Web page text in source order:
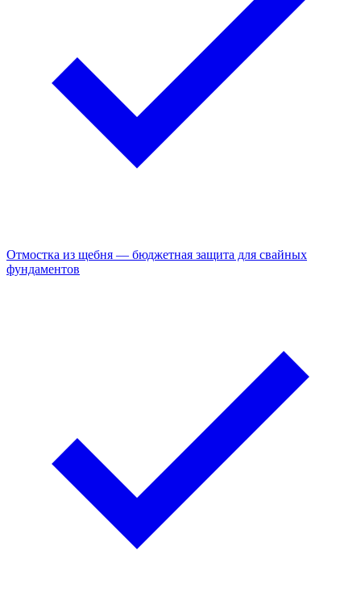
Отмостка из щебня — бюджетная защита для свайных
фундаментов